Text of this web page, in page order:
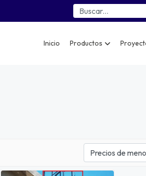
Inicio Productos